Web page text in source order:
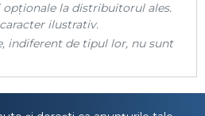
la distribuitorul ales.
ilustrativ.
indiferent de tipul lor, nu sunt